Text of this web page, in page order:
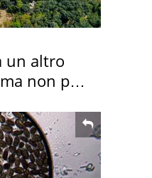
un altro
non per